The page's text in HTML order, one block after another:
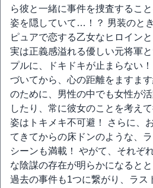
ら彼と一緒に事件を捜査するこ
姿を隠していて…！？ 男装のと
ピュアで恋する乙女なヒロイン
実は正義感溢れる優しい元将軍
プルに、ドキドキが止まらない
づいてから、心の距離をますま
のために、男性の中でも女性が
したり、常に彼女のことを考え
姿はトキメキ不可避！ さらに、
てきてからの床ドンのような、
シーンも満載！ やがて、それぞ
な陰謀の存在が明らかになると
過去の事件も1つに繋がり、ラス